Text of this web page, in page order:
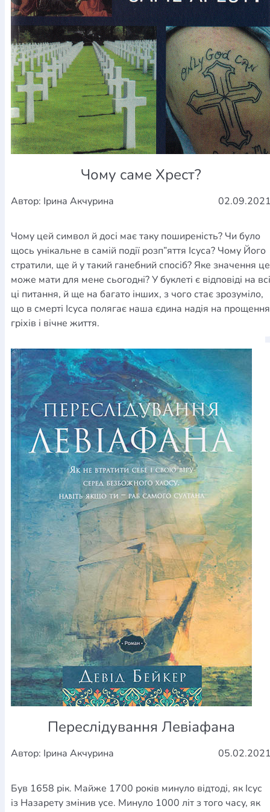
Чому саме Хрест?
Автор: Ірина Акчурина
Чому цей символ й досі має таку поширеність? Чи було
щось унікальне в самій події розп”яття Ісуса? Чому Його
стратили, ще й у такий ганебний спосіб? Яке значення це
може мати для мене сьогодні? У буклеті є відповіді на всі
ці питання, й ще на багато інших, з чого стає зрозуміло,
що в смерті Ісуса полягає наша єдина надія на прощення
гріхів і вічне життя.
Переслідування Левіафана
Автор: Ірина Акчурина
Був 1658 рік. Майже 1700 років минуло відтоді, як Ісус
із Назарету змінив усе. Минуло 1000 літ з того часу, як